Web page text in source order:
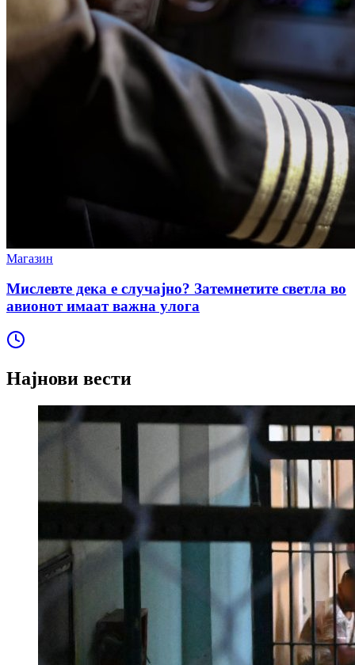
Магазин
Мислевте дека е случајно? Затемнетите светла во
авионот имаат важна улога
Најнови вести